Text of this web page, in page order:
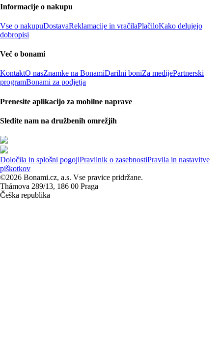
Informacije o nakupu
Vse o nakupuDostavaReklamacije in vračilaPlačiloKako delujejo
dobropisi
Več o bonami
KontaktO nasZnamke na BonamiDarilni boniZa medijePartnerski
programBonami za podjetja
Prenesite aplikacijo za mobilne naprave
Sledite nam na družbenih omrežjih
Določila in splošni pogojiPravilnik o zasebnostiPravila in nastavitve
piškotkov
©2026 Bonami.cz, a.s. Vse pravice pridržane.
Thámova 289/13, 186 00 Praga
Češka republika